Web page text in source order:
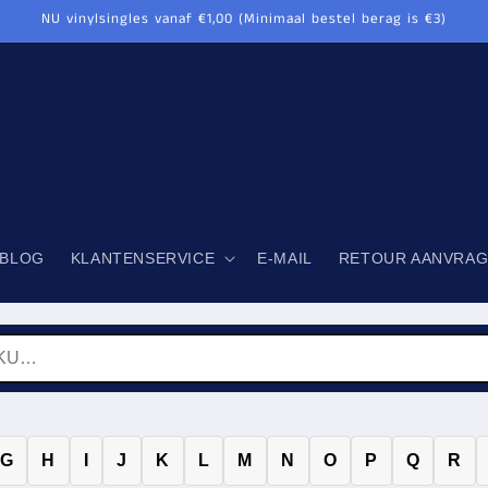
NU vinylsingles vanaf €1,00 (Minimaal bestel berag is €3)
BLOG KLANTENSERVICE E-MAIL RETOUR
G H J K L M N O P Q R